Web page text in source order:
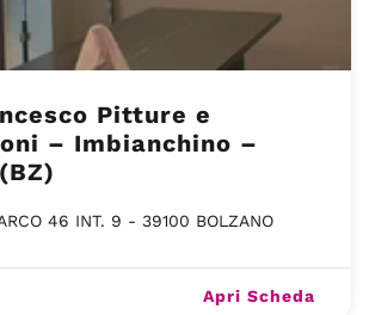
Pitture e
– Imbianchino –
46 INT. 9 - 39100 BOLZANO
Apri Scheda